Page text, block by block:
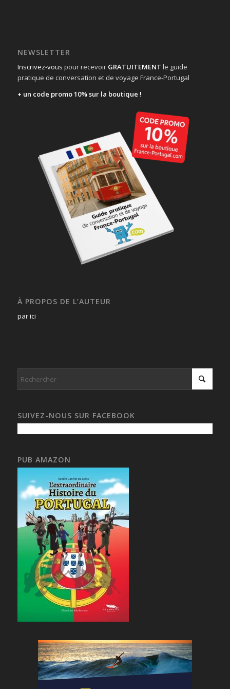
NEWSLETTER
Inscrivez-vous pour recevoir GRATUITEMENT le guide
pratique de conversation et de voyage France-Portugal
+ un code promo 10% sur la boutique !
À PROPOS DE L’AUTEUR
par ici
SUIVEZ-NOUS SUR FACEBOOK
PUB AMAZON